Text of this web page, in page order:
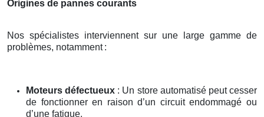
Origines de pannes courants
Nos spécialistes interviennent sur une large gamme de
problèmes, notamment :
Moteurs défectueux : Un store automatisé peut cesser
de fonctionner en raison d’un circuit endommagé ou
d’une fatigue.